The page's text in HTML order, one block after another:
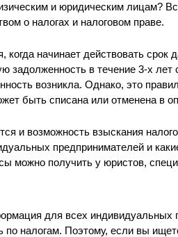
и юридическим лицам?
о налогах и налоговом праве.
начинает действовать срок
задолженность в течение 3-х лет
возникла. Однако, это
быть списана или отменена в
и возможность взыскания
предпринимателей и
можно получить у юристов,
для всех индивидуальных
по налогам. Поэтому, если вы